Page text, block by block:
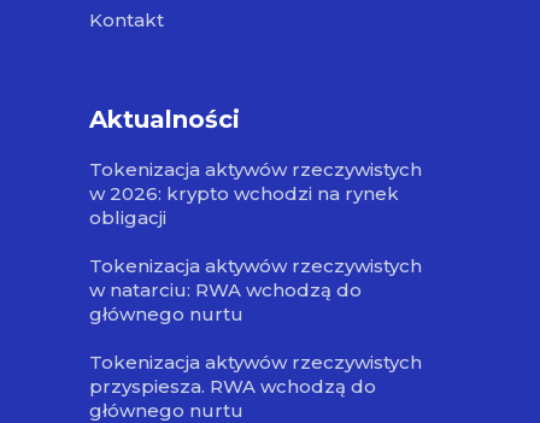
Kontakt
Aktualności
Tokenizacja aktywów rzeczywistych
w 2026: krypto wchodzi na rynek
obligacji
Tokenizacja aktywów rzeczywistych
w natarciu: RWA wchodzą do
głównego nurtu
Tokenizacja aktywów rzeczywistych
przyspiesza. RWA wchodzą do
głównego nurtu